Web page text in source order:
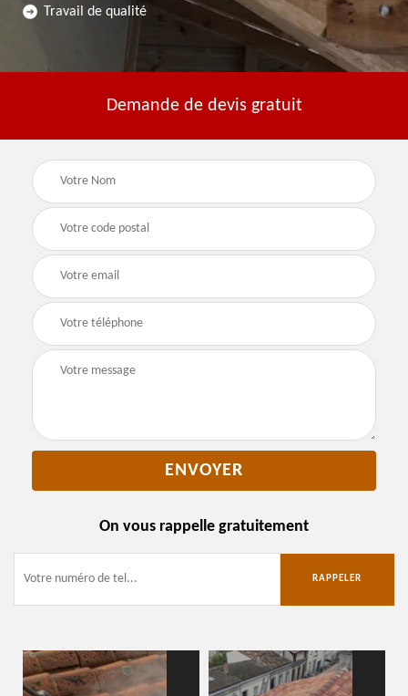
Travail de qualité
Demande de devis gratuit
On vous rappelle gratuitement